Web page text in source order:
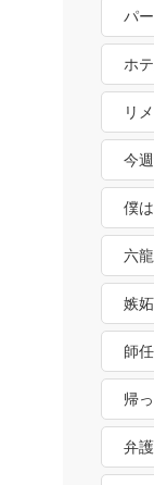
パ
ホ
リ
今
僕
ン
六
嫉
師
帰
弁